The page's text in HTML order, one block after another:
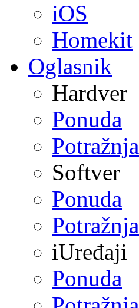
iOS
Homekit
Oglasnik
Hardver
Ponuda
Potražnja
Softver
Ponuda
Potražnja
iUređaji
Ponuda